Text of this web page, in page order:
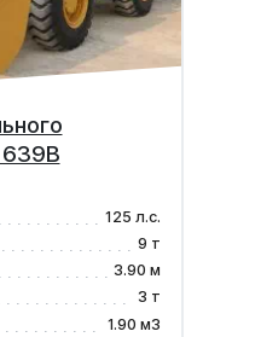
639B
125 л.с.
9 т
3.90 м
3 т
1.90 м3